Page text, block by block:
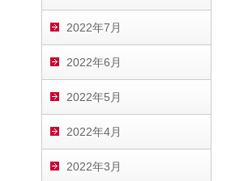
2022年7月
2022年6月
2022年5月
2022年4月
2022年3月